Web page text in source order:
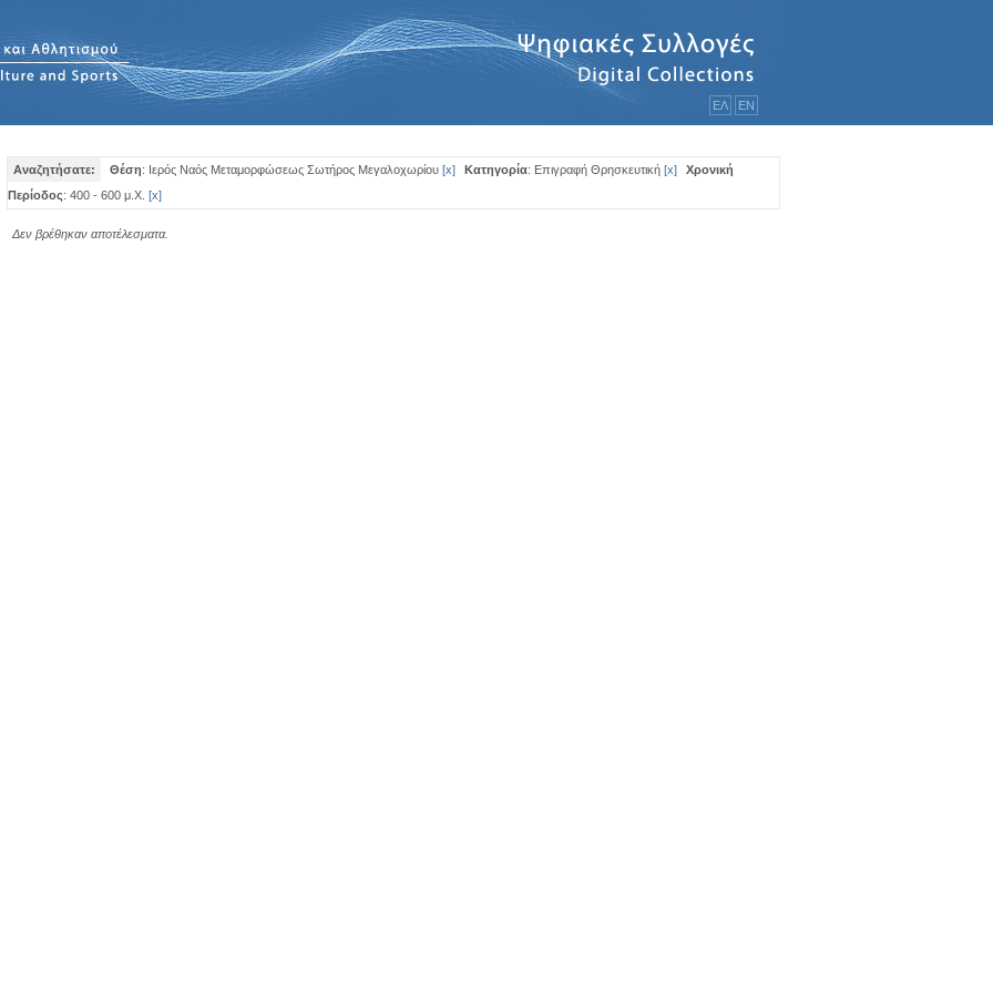
ΕΛ ΕΝ
Αναζητήσατε: Θέση: Ιερός Ναός Μεταμορφώσεως Σωτήρος Μεγαλοχωρίου [x] Κατηγορία: Επιγραφή Θρησκευτική [x]
Χρονική
Περίοδος: 400 - 600 μ.Χ. [x]
Δεν βρέθηκαν αποτέλεσματα.